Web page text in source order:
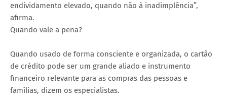
endividamento elevado, quando não à inadimplência”,
afirma.
Quando vale a pena?
Quando usado de forma consciente e organizada, o cartão
de crédito pode ser um grande aliado e instrumento
financeiro relevante para as compras das pessoas e
famílias, dizem os especialistas.